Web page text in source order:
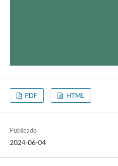
PDF HTML
Publicado
2024-06-04